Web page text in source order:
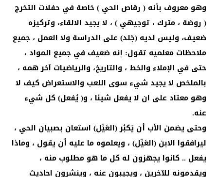
وهو معروف بأنه ( رقاص الحي ) خاصة في حفلات التخرج
( روضة ، مترك ، توجيهي ) ، لا يجيد الالقاء، وتركيزه
ضعيف، وليس لديه (جَلد) على الدراسة ولا العمل ، جميع
ملاحظات معلميه تقول: إنه ضعيف في جميع المواد ،
حتى في الإملاء والخط ، والتاريخ، والرياضيات آخر همه ،
بالملخص لا يجيد شيء سوى اللعب والاستعراض كيف لا
وهو معتاد على ان لا يفعل شيئا ، و( يُفعل) كل شيء
عنه.
وحتى يضمن الأب أن يَكبُر (العَيِّل) استعان بصبيان الحي ،
ليرافقوا الابن (العَيِّل) ، ويعلموه ما عليه أن يقول ، وماذا
يفعل .. كانوا يجهزون له كل ما هو مطلوب منه ،
ويقدمونه للآخرين ، ويجيبون عنه ، وينشرون احاديث